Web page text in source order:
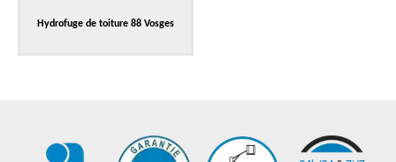
Hydrofuge de toiture 88 Vosges